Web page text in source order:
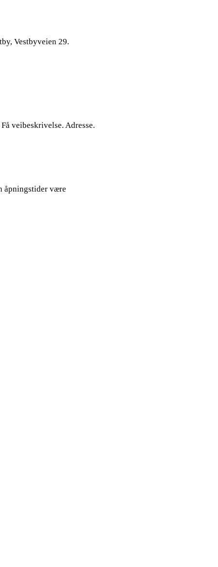
Vestbyveien 29.
veibeskrivelse. Adresse.
åpningstider være